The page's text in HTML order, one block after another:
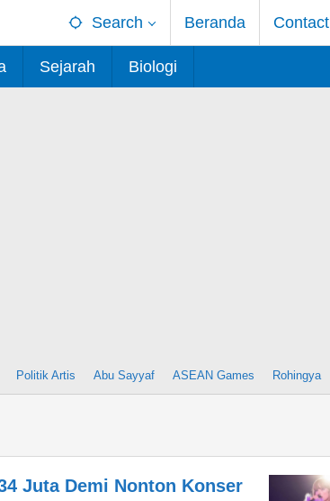
Search Beranda Contact
Sejarah Biologi
Politik Artis Abu Sayyaf ASEAN Games Rohingya
Juta Demi Nonton Konser